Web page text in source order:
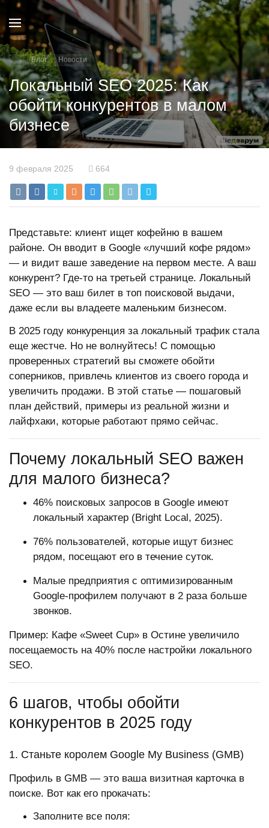
Блог Новости
Локальный SEO 2025: Как
обойти конкурентов в малом
бизнесе
9 февраля 2025 664
Представьте: клиент ищет кофейню в вашем
районе. Он вводит в Google «лучший кофе рядом»
— и видит ваше заведение на первом месте. А ваш
конкурент? Где-то на третьей странице. Локальный
SEO — это ваш билет в топ поисковой выдачи,
даже если вы владеете маленьким бизнесом.
В 2025 году конкуренция за локальный трафик стала
еще жестче. Но не волнуйтесь! С помощью
проверенных стратегий вы сможете обойти
соперников, привлечь клиентов из своего города и
увеличить продажи. В этой статье — пошаговый
план действий, примеры из реальной жизни и
лайфхаки, которые работают прямо сейчас.
Почему локальный SEO важен
для малого бизнеса?
46% поисковых запросов в Google имеют
локальный характер (Bright Local, 2025).
76% пользователей, которые ищут бизнес
рядом, посещают его в течение суток.
Малые предприятия с оптимизированным
Google-профилем получают в 2 раза больше
звонков.
Пример: Кафе «Sweet Cup» в Остине увеличило
посещаемость на 40% после настройки локального
SEO.
6 шагов, чтобы обойти
конкурентов в 2025 году
1. Станьте королем Google My Business (GMB)
Профиль в GMB — это ваша визитная карточка в
поиске. Вот как его прокачать:
Заполните все поля: